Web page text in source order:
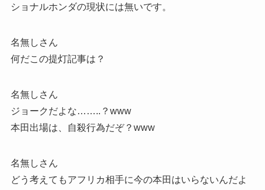
ショナルホンダの現状には無いです。
名無しさん
何だこの提灯記事は？
名無しさん
ジョークだよな……..？www
本田出場は、自殺行為だぞ？www
名無しさん
どう考えてもアフリカ相手に今の本田はいらないんだよ